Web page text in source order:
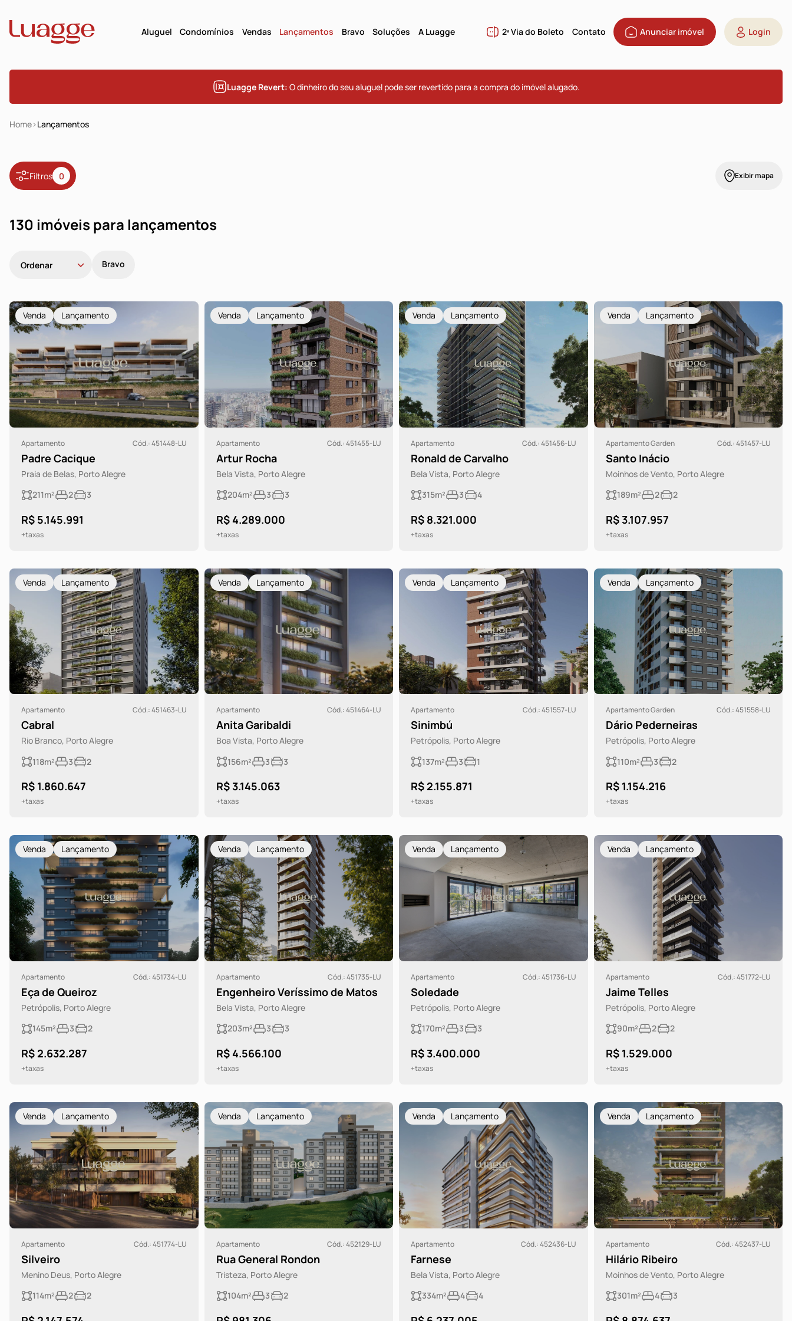
Aluguel Condomínios Vendas Lançamentos Bravo Soluções A Luagge 2ª Via do Boleto Contato Anunciar imóvel Login
Luagge Revert: O dinheiro do seu aluguel pode ser revertido para a compra do imóvel alugado.
Home Lançamentos
Filtros 0 Exibir mapa
130 imóveis para lançamentos
Bravo
Venda Lançamento
Apartamento Cód.: 451448-LU
Padre Cacique
Praia de Belas, Porto Alegre
211m²
2 3
R$ 5.145.991
+taxas
Venda Lançamento
Apartamento Cód.: 451455-LU
Artur Rocha
Bela Vista, Porto Alegre
204m²
3 3
R$ 4.289.000
+taxas
Venda Lançamento
Apartamento Cód.: 451456-LU
Ronald de Carvalho
Bela Vista, Porto Alegre
315m²
3 4
R$ 8.321.000
+taxas
Venda Lançamento
Apartamento Garden Cód.: 451457-LU
Santo Inácio
Moinhos de Vento, Porto Alegre
189m²
2 2
R$ 3.107.957
+taxas
Venda Lançamento
Apartamento Cód.: 451463-LU
Cabral
Rio Branco, Porto Alegre
118m²
3 2
R$ 1.860.647
+taxas
Venda Lançamento
Apartamento Cód.: 451464-LU
Anita Garibaldi
Boa Vista, Porto Alegre
156m²
3 3
R$ 3.145.063
+taxas
Venda Lançamento
Apartamento Cód.: 451557-LU
Sinimbú
Petrópolis, Porto Alegre
137m²
3 1
R$ 2.155.871
+taxas
Venda Lançamento
Apartamento Garden Cód.: 451558-LU
Dário Pederneiras
Petrópolis, Porto Alegre
110m²
3 2
R$ 1.154.216
+taxas
Venda Lançamento
Apartamento Cód.: 451734-LU
Eça de Queiroz
Petrópolis, Porto Alegre
145m²
3 2
R$ 2.632.287
+taxas
Venda Lançamento
Apartamento Cód.: 451735-LU
Engenheiro Veríssimo de Matos
Bela Vista, Porto Alegre
203m²
3 3
R$ 4.566.100
+taxas
Venda Lançamento
Apartamento Cód.: 451736-LU
Soledade
Petrópolis, Porto Alegre
170m²
3 3
R$ 3.400.000
+taxas
Venda Lançamento
Apartamento Cód.: 451772-LU
Jaime Telles
Petrópolis, Porto Alegre
90m²
2 2
R$ 1.529.000
+taxas
Venda Lançamento
Apartamento Cód.: 451774-LU
Silveiro
Menino Deus, Porto Alegre
114m²
2 2
Venda Lançamento
Apartamento Cód.: 452129-LU
Rua General Rondon
Tristeza, Porto Alegre
104m²
3 2
Venda Lançamento
Apartamento Cód.: 452436-LU
Farnese
Bela Vista, Porto Alegre
334m²
4 4
Venda Lançamento
Apartamento Cód.: 452437-LU
Hilário Ribeiro
Moinhos de Vento, Porto Alegre
301m²
4 3